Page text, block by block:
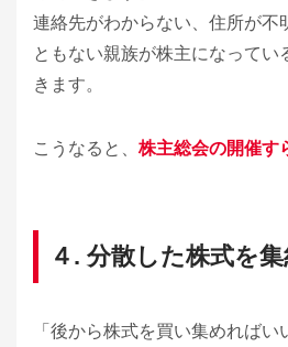
連絡先がわからない、住所が不
ともない親族が株主になってい
きます。
こうなると、 株主総会の開催す
４. 分散した株式を
「後から株式を買い集めれば